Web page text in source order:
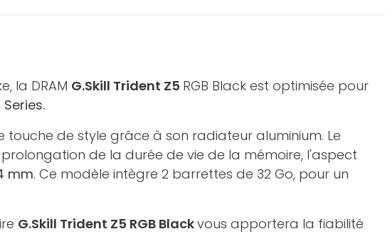
la DRAM G.Skill Trident Z5 RGB Black est optimisée pour
touche de style grâce à son radiateur aluminium. Le
de la durée de vie de la mémoire, l'aspect
mm. Ce modèle intègre 2 barrettes de 32 Go, pour un
G.Skill Trident Z5 RGB Blackvous apportera la fiabilité